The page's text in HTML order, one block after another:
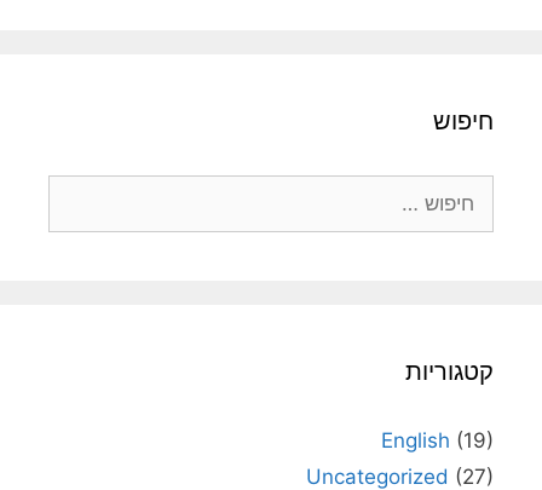
חיפוש
קטגוריות
English (19)
Uncategorized (27)